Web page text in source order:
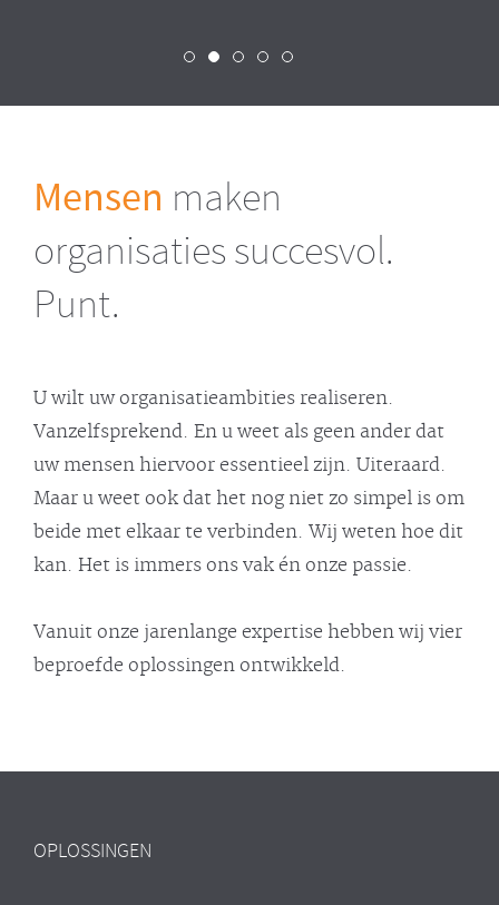
Mensen maken
organisaties succesvol.
Punt.
U wilt uw organisatieambities realiseren.
Vanzelfsprekend. En u weet als geen ander dat
uw mensen hiervoor essentieel zijn. Uiteraard.
Maar u weet ook dat het nog niet zo simpel is om
beide met elkaar te verbinden. Wij weten hoe dit
kan. Het is immers ons vak én onze passie.
Vanuit onze jarenlange expertise hebben wij vier
beproefde oplossingen ontwikkeld.
OPLOSSINGEN